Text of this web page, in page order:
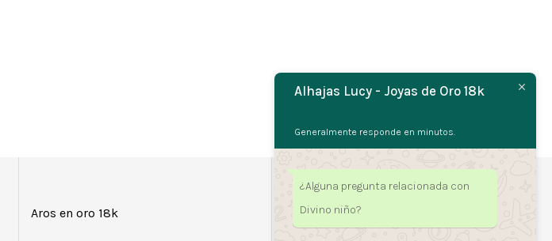
Aros en oro 18k Legales
Alhajas Lucy - Joyas de Oro 18k
Generalmente responde en minutos.
¿Alguna pregunta relacionada con
Divino niño?